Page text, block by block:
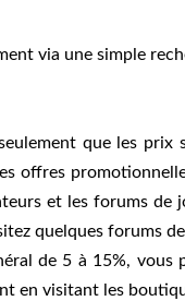
via une simple
que les prix
offres
et les forums de
quelques forums
de 5 à 15%,
en visitant les